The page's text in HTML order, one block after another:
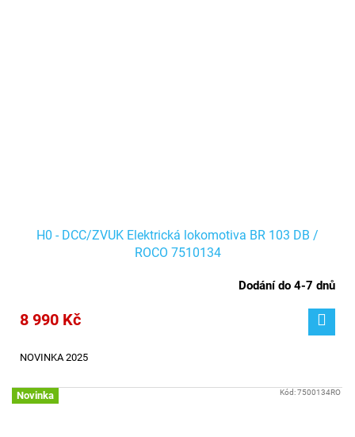
H0 - DCC/ZVUK Elektrická lokomotiva BR 103 DB /
ROCO 7510134
Dodání do 4-7 dnů
8 990 Kč
NOVINKA 2025
Novinka Kód:7500134RO